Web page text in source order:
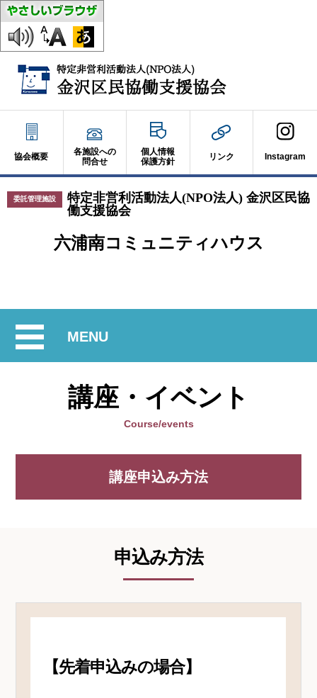
協会概要
各施設への
問合せ
個人情報
保護方針
リンク Instagram
特定非営利活動法人(NPO法人) 金沢区民協
働支援協会
委託管理施設
六浦南コミュニティハウス
MENU開
閉
講座・イベント
Course/events
講座申込み方法
申込み方法
【先着申込みの場合】